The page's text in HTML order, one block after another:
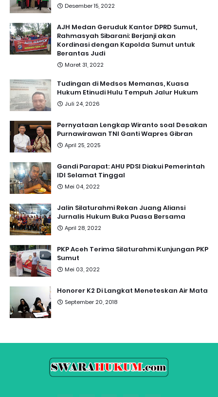
Desember 15, 2022
AJH Medan Geruduk Kantor DPRD Sumut,
Rahmasyah Sibarani: Berjanji akan
Kordinasi dengan Kapolda Sumut untuk
Berantas Judi
Maret 31, 2022
Tudingan di Medsos Memanas, Kuasa
Hukum Etinudi Hulu Tempuh Jalur Hukum
Juli 24, 2026
Pernyataan Lengkap Wiranto soal Desakan
Purnawirawan TNI Ganti Wapres Gibran
April 25, 2025
Gandi Parapat: AHU PDSI Diakui Pemerintah
IDI Selamat Tinggal
Mei 04, 2022
Jalin Silaturahmi Rekan Juang Aliansi
Jurnalis Hukum Buka Puasa Bersama
April 28, 2022
PKP Aceh Terima Silaturahmi Kunjungan PKP
Sumut
Mei 03, 2022
Honorer K2 Di Langkat Meneteskan Air Mata
September 20, 2018